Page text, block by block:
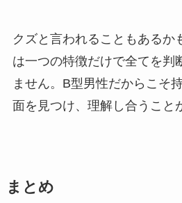
クズと言われることもあるか
は一つの特徴だけで全てを判
ません。B型男性だからこそ
面を見つけ、理解し合うこと
まとめ